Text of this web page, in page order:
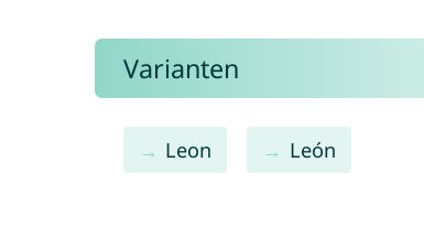
Varianten
Leon León